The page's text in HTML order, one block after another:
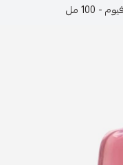
100 مل